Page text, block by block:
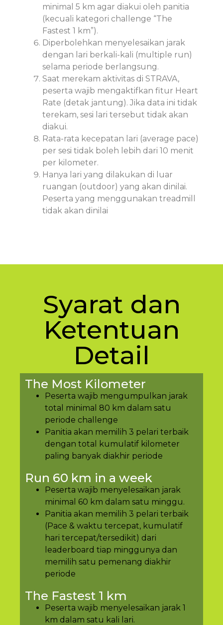
minimal 5 km agar diakui oleh panitia
(kecuali kategori challenge “The
Fastest 1 km”).
Diperbolehkan menyelesaikan jarak
dengan lari berkali-kali (multiple run)
selama periode berlangsung.
Saat merekam aktivitas di STRAVA,
peserta wajib mengaktifkan fitur Heart
Rate (detak jantung). Jika data ini tidak
terekam, sesi lari tersebut tidak akan
diakui.
Rata-rata kecepatan lari (average pace)
per sesi tidak boleh lebih dari 10 menit
per kilometer.
Hanya lari yang dilakukan di luar
ruangan (outdoor) yang akan dinilai.
Peserta yang menggunakan treadmill
tidak akan dinilai
Syarat dan
Ketentuan
Detail
The Most Kilometer
Peserta wajib mengumpulkan jarak
total minimal 80 km dalam satu
periode challenge
Panitia akan memilih 3 pelari terbaik
dengan total kumulatif kilometer
paling banyak diakhir periode
Run 60 km in a week
Peserta wajib menyelesaikan jarak
minimal 60 km dalam satu minggu.
Panitia akan memilih 3 pelari terbaik
(Pace & waktu tercepat, kumulatif
hari tercepat/tersedikit) dari
leaderboard tiap minggunya dan
memilih satu pemenang diakhir
periode
The Fastest 1 km
Peserta wajib menyelesaikan jarak 1
km dalam satu kali lari.